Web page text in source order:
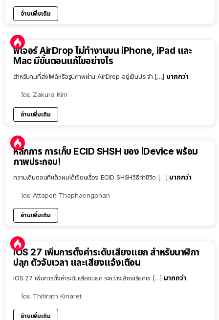
อ่านเพิ่มเติม
ฟีเจอร์ AirDrop ไม่ทำงานบน iPhone, iPad และ
Mac มีขั้นตอนแก้ไขอย่างไร
สำหรับคนที่ส่งไฟล์หรือรูปภาพผ่าน AirDrop อยู่เป็นประจำ […] มากกว่า
โดย Zakura Kim
อ่านเพิ่มเติม
หลักการ การเก็บ ECID SHSH ของ iDevice พร้อม
ภาพประกอบ!
ความเดิมตอนที่แล้วผมได้เขียนเรื่อง ECID SHSHวิธีทำชีวิต […] มากกว่า
โดย Attapon Thaphaengphan
อ่านเพิ่มเติม
iOS 27 เพิ่มการตั้งค่าระดับเสียงแยก สำหรับนาฬิกา
ปลุก ตัวจับเวลา และเสียงแจ้งเตือน
iOS 27 เพิ่มการตั้งค่าระดับเสียงแยก ระหว่างเสียงเรียกเข […] มากกว่า
โดย Thitirath Kinaret
อ่านเพิ่มเติม